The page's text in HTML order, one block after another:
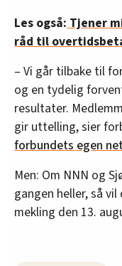
Les også: Tjener
råd til
– Vi går tilbake til
og en tydelig
resultater.
gir uttelling, sier
forbundets egen
Men: Om NNN og
gangen heller, så
mekling den 13.